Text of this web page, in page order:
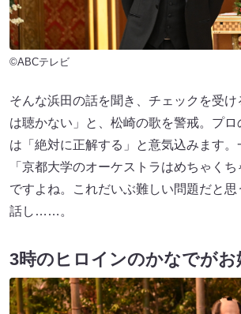
©ABCテレビ
そんな浜田の話を聞き、チェックを受
は聴かない」と、松崎の歌を警戒。プ
は「絶対に正解する」と意気込みます。
「京都大学のオーケストラはめちゃく
ですよね。これだいぶ難しい問題だと思
話し……。
3時のヒロインのかなでがお